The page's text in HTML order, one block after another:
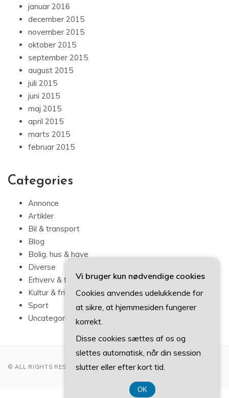
januar 2016
december 2015
november 2015
oktober 2015
september 2015
august 2015
juli 2015
juni 2015
maj 2015
april 2015
marts 2015
februar 2015
Categories
Annonce
Artikler
Bil & transport
Blog
Bolig, hus & have
Diverse
Erhverv & forbrug
Kultur & fritid
Sport
Uncategorized
© ALL RIGHTS RESERVED 2022
Vi bruger kun nødvendige cookies
Cookies anvendes udelukkende for
at sikre, at hjemmesiden fungerer
korrekt.
Disse cookies sættes af os og
slettes automatisk, når din session
slutter eller efter kort tid.
OK